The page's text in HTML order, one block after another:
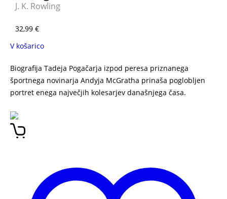
J. K. Rowling
32,99 €
V košarico
Biografija Tadeja Pogačarja izpod peresa priznanega
športnega novinarja Andyja McGratha prinaša poglobljen
portret enega največjih kolesarjev današnjega časa.